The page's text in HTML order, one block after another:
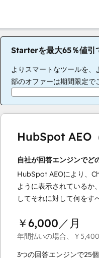
Starterを最大65％値引
よりスマートなツールを
部のオファーは期間限定で
HubSpot AEO
自社が回答エンジンでど
HubSpot AEOにより、
ように表示されているか
してそれに対して何をす
￥6,000／月
年間払いの場合、 ￥5,400
3つの回答エンジンで25